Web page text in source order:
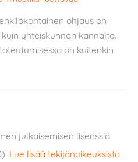
ohjaus on
yhteiskunnan kannalta.
on kuitenkin
julkaisemisen lisenssiä
Lue lisää tekijänoikeuksista.